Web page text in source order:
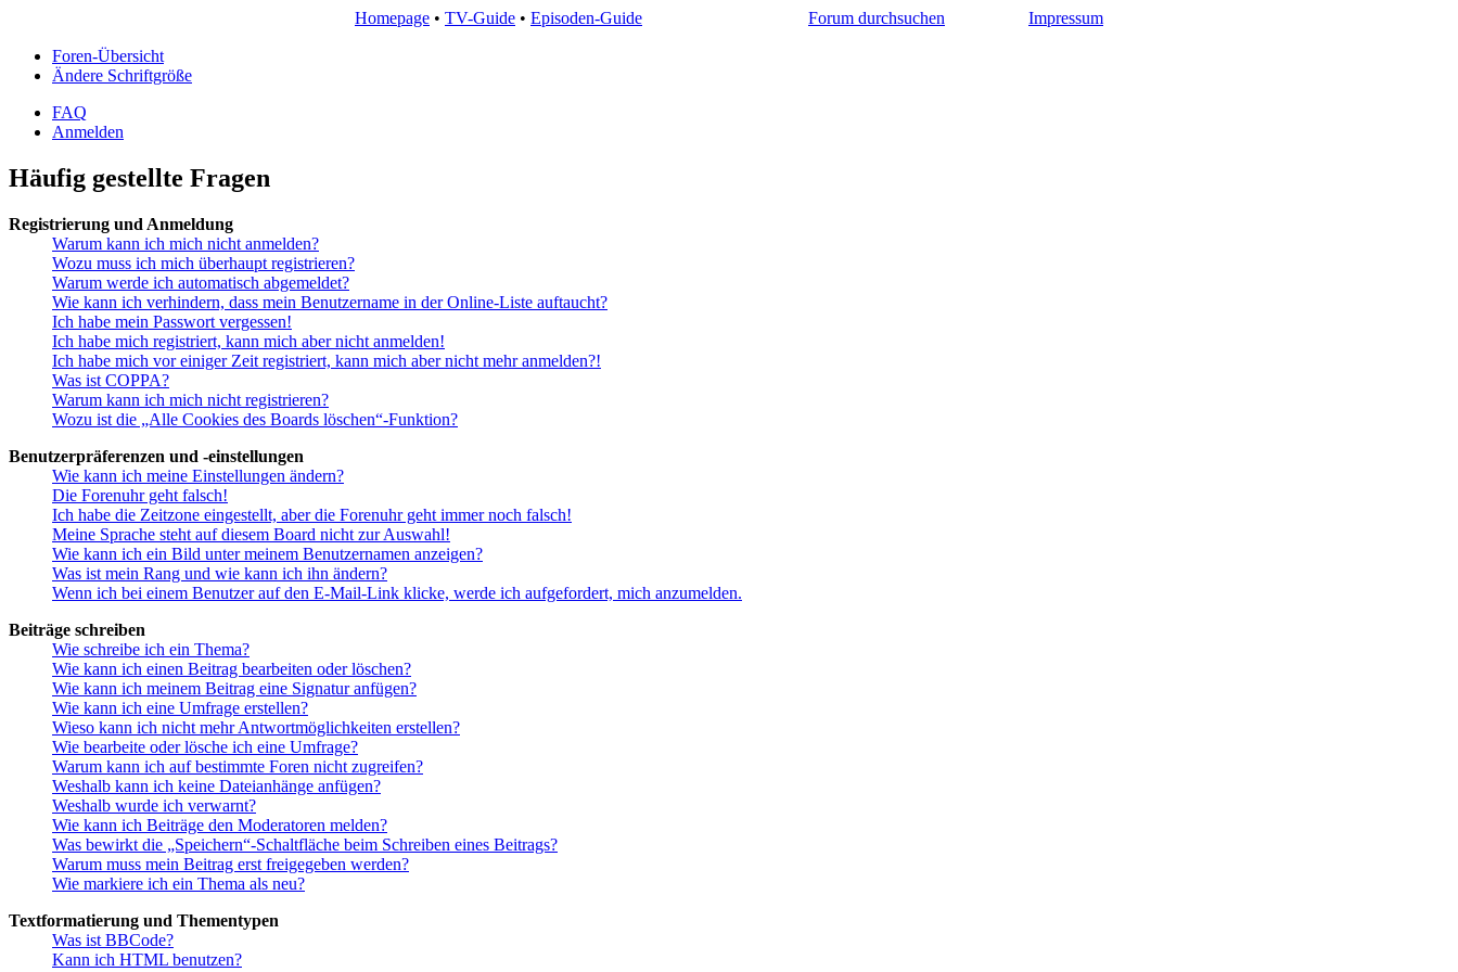
Homepage • TV-Guide • Episoden-Guide Forum durchsuchen Impressum
Foren-Übersicht
Ändere Schriftgröße
FAQ
Anmelden
Häufig gestellte Fragen
Registrierung und Anmeldung
Warum kann ich mich nicht anmelden?
Wozu muss ich mich überhaupt registrieren?
Warum werde ich automatisch abgemeldet?
Wie kann ich verhindern, dass mein Benutzername in der Online-Liste auftaucht?
Ich habe mein Passwort vergessen!
Ich habe mich registriert, kann mich aber nicht anmelden!
Ich habe mich vor einiger Zeit registriert, kann mich aber nicht mehr anmelden?!
Was ist COPPA?
Warum kann ich mich nicht registrieren?
Wozu ist die „Alle Cookies des Boards löschen“-Funktion?
Benutzerpräferenzen und -einstellungen
Wie kann ich meine Einstellungen ändern?
Die Forenuhr geht falsch!
Ich habe die Zeitzone eingestellt, aber die Forenuhr geht immer noch falsch!
Meine Sprache steht auf diesem Board nicht zur Auswahl!
Wie kann ich ein Bild unter meinem Benutzernamen anzeigen?
Was ist mein Rang und wie kann ich ihn ändern?
Wenn ich bei einem Benutzer auf den E-Mail-Link klicke, werde ich aufgefordert, mich anzumelden.
Beiträge schreiben
Wie schreibe ich ein Thema?
Wie kann ich einen Beitrag bearbeiten oder löschen?
Wie kann ich meinem Beitrag eine Signatur anfügen?
Wie kann ich eine Umfrage erstellen?
Wieso kann ich nicht mehr Antwortmöglichkeiten erstellen?
Wie bearbeite oder lösche ich eine Umfrage?
Warum kann ich auf bestimmte Foren nicht zugreifen?
Weshalb kann ich keine Dateianhänge anfügen?
Weshalb wurde ich verwarnt?
Wie kann ich Beiträge den Moderatoren melden?
Was bewirkt die „Speichern“-Schaltfläche beim Schreiben eines Beitrags?
Warum muss mein Beitrag erst freigegeben werden?
Wie markiere ich ein Thema als neu?
Textformatierung und Thementypen
Was ist BBCode?
Kann ich HTML benutzen?